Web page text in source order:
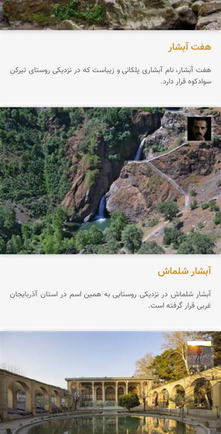
هفت آبشار
هفت آبشار، نام آبشاری پلکانی و زیباست که در نزدیکی روستای تیرکن
سوادکوه قرار دارد.
عباس رحمانی
آبشار شلماش
آبشار شلماش در نزدیکی روستایی به همین اسم در استان آذربایجان
غربی قرار گرفته است.
مهدی مخلصیان